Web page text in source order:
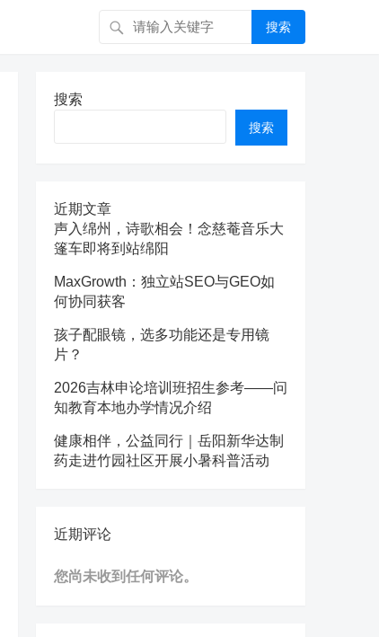
搜索
搜索
搜索
近期文章
声入绵州，诗歌相会！念慈菴音乐大
篷车即将到站绵阳
MaxGrowth：独立站SEO与GEO如
何协同获客
孩子配眼镜，选多功能还是专用镜
片？
2026吉林申论培训班招生参考——问
知教育本地办学情况介绍
健康相伴，公益同行｜岳阳新华达制
药走进竹园社区开展小暑科普活动
近期评论
您尚未收到任何评论。